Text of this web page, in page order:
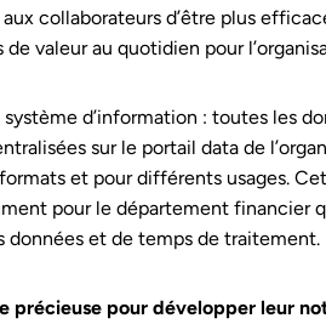
collaborateurs d’être plus
valeur au quotidien pour
d’information : toutes les
sur le portail data de
et pour différents usages.
pour le département financier
données et de temps de traitement.
précieuse pour développer leur